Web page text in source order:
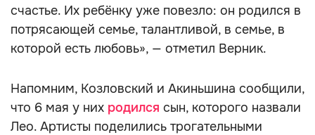
счастье. Их ребёнку уже повезло: он родился в
потрясающей семье, талантливой, в семье, в
которой есть любовь», — отметил Верник.
Напомним, Козловский и Акиньшина сообщили,
что 6 мая у них родился сын, которого назвали
Лео. Артисты поделились трогательными